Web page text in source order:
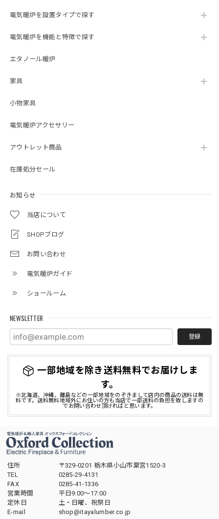
電気暖炉を設置タイプで探す
電気暖炉を機能と特徴で探す
エタノール暖炉
家具
小物家具
電気暖炉アクセサリー
アウトレット商品
在庫処分セール
お知らせ
当店について
SHOPブログ
お問い合わせ
電気暖炉ガイド
ショールーム
NEWSLETTER
登録
一部地域を除き送料無料でお届けしま
す。
※北海道、沖縄、離島などの一部地域をのぞきまして店内の商品の送料は無
料です。送料無料地域外にお住いの方も当店で一部送料の負担を致しますの
でお問い合わせ頂ければと思います。
delivered exactly when it was supposed to be and installed
fireplace. 暖炉は素晴らしく、見た目も素晴らしいです！ 予
ックスフォード コレクションのロイド グランデを、暖炉が
この度は当ショップをご利用いただき誠にあり
足いただけましたこと、大変嬉しく存じます。
マンションのリフォームに伴い購入しました。フォーカルポ
どを飾ってさらに雰囲気あるインテリアにできたらと思って
この度は当店で電気暖炉をご購入頂きまして誠
ろしくお願い申し上げます。
住所
〒329-0201 栃木県小山市粟宮1520-3
TEL
0285-29-4131
FAX
0285-41-1336
営業時間
平日9:00～17:00
定休日
土・日曜、祝祭日
E-mail
shop@itayalumber.co.jp